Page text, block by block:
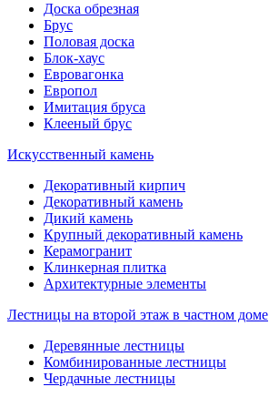
Доска обрезная
Брус
Половая доска
Блок-хаус
Евровагонка
Европол
Имитация бруса
Клееный брус
Искусственный камень
Декоративный кирпич
Декоративный камень
Дикий камень
Крупный декоративный камень
Керамогранит
Клинкерная плитка
Архитектурные элементы
Лестницы на второй этаж в частном доме
Деревянные лестницы
Комбинированные лестницы
Чердачные лестницы